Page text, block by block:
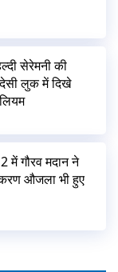
सेरेमनी की
लुक में दिखे
में गौरव मदान ने
औजला भी हुए